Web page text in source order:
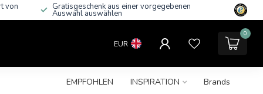
von Gratisgeschenk aus einer vorgegebenen
Auswahl auswählen
EUR
0
EMPFOHLEN INSPIRATION
Brands